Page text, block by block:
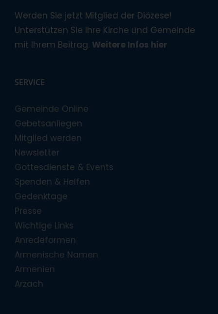
Werden Sie jetzt Mitglied der Diözese!
Unterstützen Sie Ihre Kirche und Gemeinde
mit Ihrem Beitrag. Weitere Infos hier
SERVICE
Gemeinde Online
Gebetsanliegen
Mitglied werden
Newsletter
Gottesdienste & Events
Spenden & Helfen
Gedenktage
Presse
Wichtige Links
Anredeformen
Armenische Namen
Armenien
Arzach